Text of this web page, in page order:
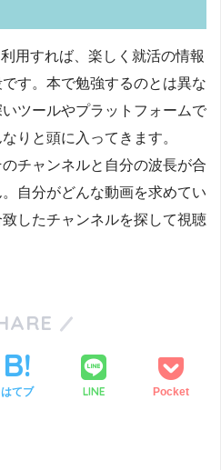
用すれば、楽しく就活の情報
す。本で勉強するのとは異な
ツールやプラットフォームで
りと頭に入ってきます。
チャンネルと自分の波長が合
自分がどんな動画を求めてい
したチャンネルを探して視聴
はてブ LINE Pocket